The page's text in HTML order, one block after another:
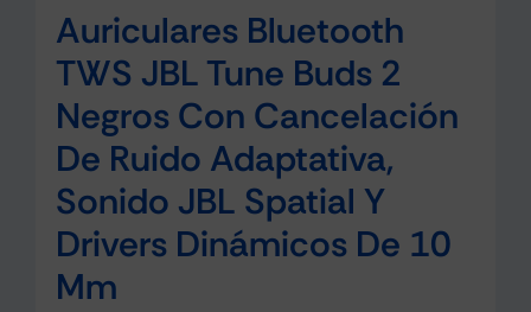
Auriculares Bluetooth
TWS JBL Tune Buds 2
Negros Con Cancelación
De Ruido Adaptativa,
Sonido JBL Spatial Y
Drivers Dinámicos De 10
Mm